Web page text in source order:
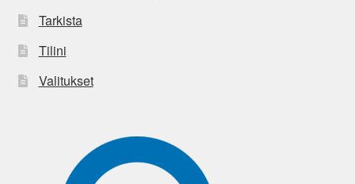
Tarkista
Tilini
Valitukset